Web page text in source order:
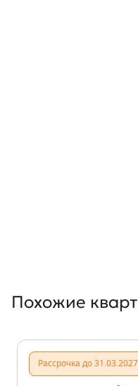
Похожие
Рассрочка до 31.03.2027